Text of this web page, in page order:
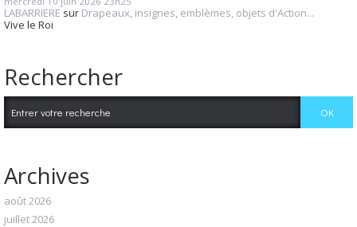
LABARRIERE sur Drapeaux, insignes, emblèmes, objets d'Action...
Vive le Roi
Rechercher
Archives
août 2026
juillet 2026